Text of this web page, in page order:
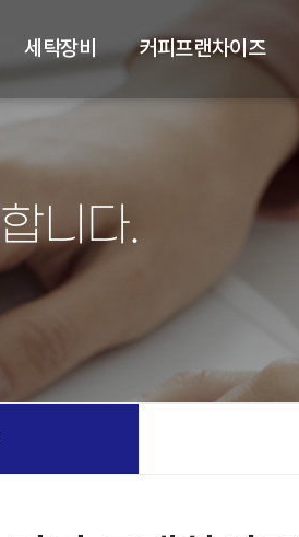
세탁장비 커피프랜차이즈
합니다.